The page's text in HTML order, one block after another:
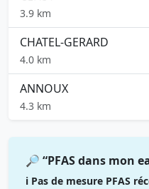
3.9 km
CHATEL-GERARD
4.0 km
ANNOUX
4.3 km
🔎 “PFAS dans mon
ℹ️ Pas de mesure PFAS